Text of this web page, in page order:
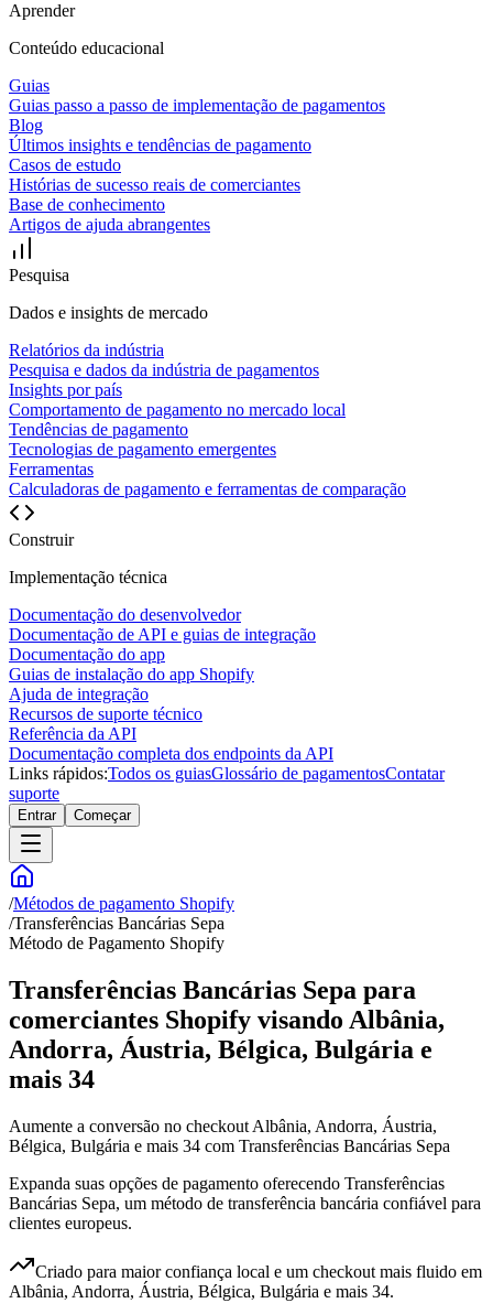
Aprender
Conteúdo educacional
Guias
Guias passo a passo de implementação de pagamentos
Blog
Últimos insights e tendências de pagamento
Casos de estudo
Histórias de sucesso reais de comerciantes
Base de conhecimento
Artigos de ajuda abrangentes
Pesquisa
Dados e insights de mercado
Relatórios da indústria
Pesquisa e dados da indústria de pagamentos
Insights por país
Comportamento de pagamento no mercado local
Tendências de pagamento
Tecnologias de pagamento emergentes
Ferramentas
Calculadoras de pagamento e ferramentas de comparação
Construir
Implementação técnica
Documentação do desenvolvedor
Documentação de API e guias de integração
Documentação do app
Guias de instalação do app Shopify
Ajuda de integração
Recursos de suporte técnico
Referência da API
Documentação completa dos endpoints da API
Links rápidos:Todos os guiasGlossário de pagamentosContatar
suporte
Entrar Começar
/Métodos de pagamento Shopify
/Transferências Bancárias Sepa
Método de Pagamento Shopify
Transferências Bancárias Sepa para
comerciantes Shopify visando Albânia,
Andorra, Áustria, Bélgica, Bulgária e
mais 34
Aumente a conversão no checkout Albânia, Andorra, Áustria,
Bélgica, Bulgária e mais 34 com Transferências Bancárias Sepa
Expanda suas opções de pagamento oferecendo Transferências
Bancárias Sepa, um método de transferência bancária confiável para
clientes europeus.
Criado para maior confiança local e um checkout mais fluido em
Albânia, Andorra, Áustria, Bélgica, Bulgária e mais 34.